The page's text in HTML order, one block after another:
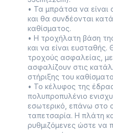
• Τα μπράτσα να είναι
και θα συνδέονται
καθίσματος.
• Η τροχήλατη βάση
και να είναι ευσταθής.
τροχούς ασφαλείας,
ασφαλίζουν στις
στήριξης του
• Το κέλυφος της
πολυπροπυλένιο
εσωτερικό, επάνω στο
ταπετσαρία. Η πλάτη
ρυθμιζόμενες ώστε να